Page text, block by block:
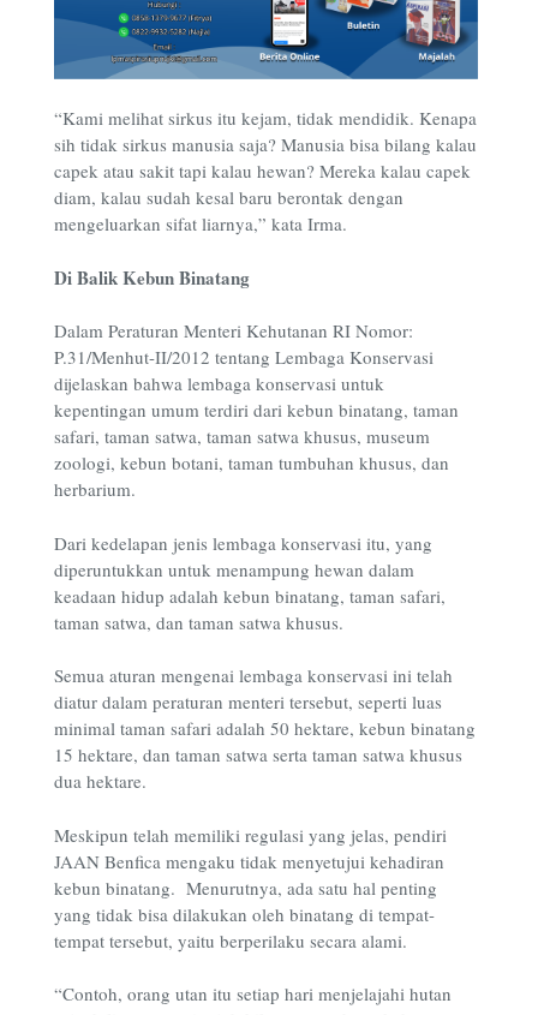
“Kami melihat sirkus itu kejam, tidak mendidik. Kenapa
sih tidak sirkus manusia saja? Manusia bisa bilang kalau
capek atau sakit tapi kalau hewan? Mereka kalau capek
diam, kalau sudah kesal baru berontak dengan
mengeluarkan sifat liarnya,” kata Irma.
Di Balik Kebun Binatang
Dalam Peraturan Menteri Kehutanan RI Nomor:
P.31/Menhut-II/2012 tentang Lembaga Konservasi
dijelaskan bahwa lembaga konservasi untuk
kepentingan umum terdiri dari kebun binatang, taman
safari, taman satwa, taman satwa khusus, museum
zoologi, kebun botani, taman tumbuhan khusus, dan
herbarium.
Dari kedelapan jenis lembaga konservasi itu, yang
diperuntukkan untuk menampung hewan dalam
keadaan hidup adalah kebun binatang, taman safari,
taman satwa, dan taman satwa khusus.
Semua aturan mengenai lembaga konservasi ini telah
diatur dalam peraturan menteri tersebut, seperti luas
minimal taman safari adalah 50 hektare, kebun binatang
15 hektare, dan taman satwa serta taman satwa khusus
dua hektare.
Meskipun telah memiliki regulasi yang jelas, pendiri
JAAN Benfica mengaku tidak menyetujui kehadiran
kebun binatang. Menurutnya, ada satu hal penting
yang tidak bisa dilakukan oleh binatang di tempat-
tempat tersebut, yaitu berperilaku secara alami.
“Contoh, orang utan itu setiap hari menjelajahi hutan